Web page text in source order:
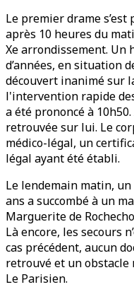
Le premier drame
après 10 heures du
Xe arrondissement. Un
d’années, en situation
découvert inanimé sur
l'intervention rapide
a été prononcé à
retrouvée sur lui. Le
médico-légal, un
légal ayant été établi.
Le lendemain matin, un
ans a succombé à un
Marguerite de
Là encore, les secours
cas précédent, aucun
retrouvé et un obstacle
Le Parisien.